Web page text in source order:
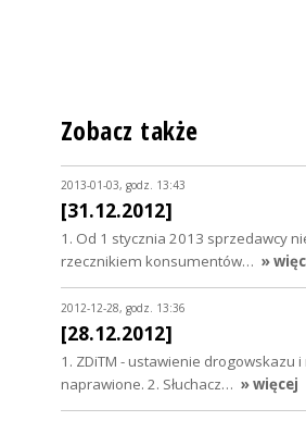
Zobacz także
2013-01-03, godz. 13:43
[31.12.2012]
1. Od 1 stycznia 2013 sprzedawcy
rzecznikiem konsumentów… »
2012-12-28, godz. 13:36
[28.12.2012]
1. ZDiTM - ustawienie
naprawione. 2. Słuchacz… » więcej